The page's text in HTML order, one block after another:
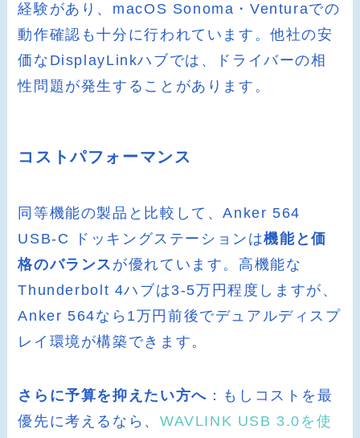
経験があり、macOS Sonoma・Venturaでの
動作確認も十分に行われています。他社の安
価なDisplayLinkハブでは、ドライバーの相
性問題が発生することがあります。
コストパフォーマンス
同等機能の製品と比較して、Anker 564
USB-C ドッキングステーションは機能と価
格のバランス が優れています。高機能な
Thunderbolt 4ハブは3-5万円程度しますが、
Anker 564なら1万円前後でデュアルディスプ
レイ環境が構築できます。
さらに予算を抑えたい方へ ：もしコストを最
優先に考えるなら、 WAVLINK USB 3.0を使